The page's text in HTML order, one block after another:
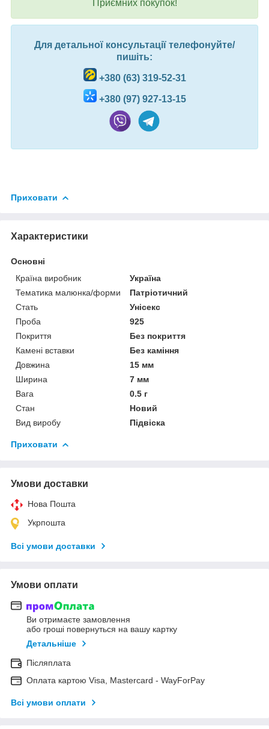
Приємних покупок!
Для детальної консультації телефонуйте/
пишіть:
+380 (63) 319-52-31
+380 (97) 927-13-15
Приховати
Характеристики
Основні
Країна виробник
Україна
Тематика малюнка/форми
Патріотичний
Стать
Унісекс
Проба
925
Покриття
Без покриття
Камені вставки
Без каміння
Довжина
15 мм
Ширина
7 мм
Вага
0.5 г
Стан
Новий
Вид виробу
Підвіска
Приховати
Умови доставки
Нова Пошта
Укрпошта
Всі умови доставки
Умови оплати
Ви отримаєте замовлення
або гроші повернуться на вашу картку
Детальніше
Післяплата
Оплата картою Visa, Mastercard - WayForPay
Всі умови оплати